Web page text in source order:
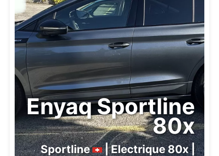
Enyaq Sportline
80x
Sportline
| Electrique 80x |